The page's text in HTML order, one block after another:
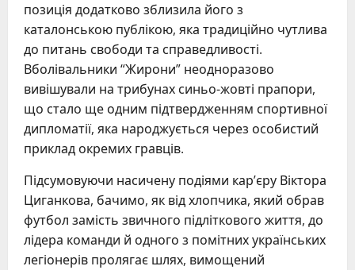
позиція додатково зблизила його з
каталонською публікою, яка традиційно чутлива
до питань свободи та справедливості.
Вболівальники “Жирони” неодноразово
вивішували на трибунах синьо-жовті прапори,
що стало ще одним підтвердженням спортивної
дипломатії, яка народжується через особистий
приклад окремих гравців.
Підсумовуючи насичену подіями кар’єру Віктора
Циганкова, бачимо, як від хлопчика, який обрав
футбол замість звичного підліткового життя, до
лідера команди й одного з помітних українських
легіонерів пролягає шлях, вимощений